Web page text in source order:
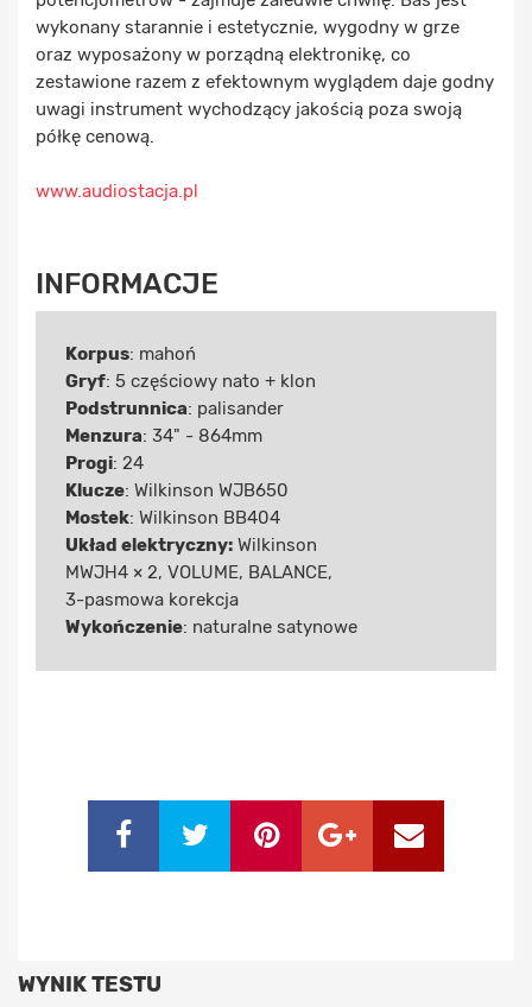
wykonany starannie i estetycznie, wygodny w grze
oraz wyposażony w porządną elektronikę, co
zestawione razem z efektownym wyglądem daje godny
uwagi instrument wychodzący jakością poza swoją
półkę cenową.
www.audiostacja.pl
INFORMACJE
Korpus: mahoń
Gryf: 5 częściowy nato + klon
Podstrunnica: palisander
Menzura: 34" - 864mm
Progi: 24
Klucze: Wilkinson WJB650
Mostek: Wilkinson BB404
Układ elektryczny: Wilkinson
MWJH4 × 2, VOLUME, BALANCE,
3-pasmowa korekcja
Wykończenie: naturalne satynowe
WYNIK TESTU